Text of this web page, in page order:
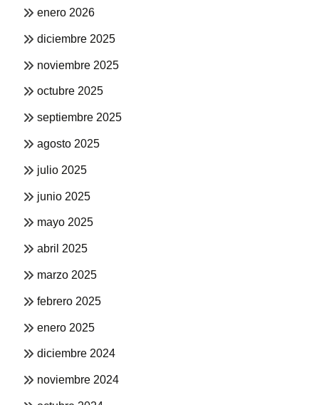
enero 2026
diciembre 2025
noviembre 2025
octubre 2025
septiembre 2025
agosto 2025
julio 2025
junio 2025
mayo 2025
abril 2025
marzo 2025
febrero 2025
enero 2025
diciembre 2024
noviembre 2024